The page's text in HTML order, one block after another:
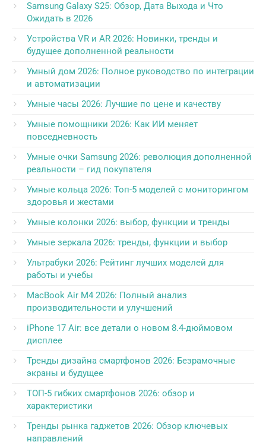
Samsung Galaxy S25: Обзор, Дата Выхода и Что
Ожидать в 2026
Устройства VR и AR 2026: Новинки, тренды и
будущее дополненной реальности
Умный дом 2026: Полное руководство по интеграции
и автоматизации
Умные часы 2026: Лучшие по цене и качеству
Умные помощники 2026: Как ИИ меняет
повседневность
Умные очки Samsung 2026: революция дополненной
реальности – гид покупателя
Умные кольца 2026: Топ-5 моделей с мониторингом
здоровья и жестами
Умные колонки 2026: выбор, функции и тренды
Умные зеркала 2026: тренды, функции и выбор
Ультрабуки 2026: Рейтинг лучших моделей для
работы и учебы
MacBook Air M4 2026: Полный анализ
производительности и улучшений
iPhone 17 Air: все детали о новом 8.4-дюймовом
дисплее
Тренды дизайна смартфонов 2026: Безрамочные
экраны и будущее
ТОП-5 гибких смартфонов 2026: обзор и
характеристики
Тренды рынка гаджетов 2026: Обзор ключевых
направлений